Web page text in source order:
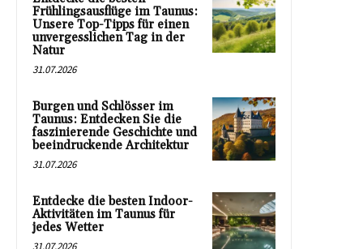
Frühlingsausflüge im Taunus:
Unsere Top-Tipps für einen
unvergesslichen Tag in der
Natur
31.07.2026
Burgen und Schlösser im
Taunus: Entdecken Sie die
faszinierende Geschichte und
beeindruckende Architektur
31.07.2026
Entdecke die besten Indoor-
Aktivitäten im Taunus für
jedes Wetter